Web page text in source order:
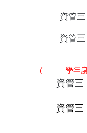
資管三
資管三
(一一二學年
資管三
資管三